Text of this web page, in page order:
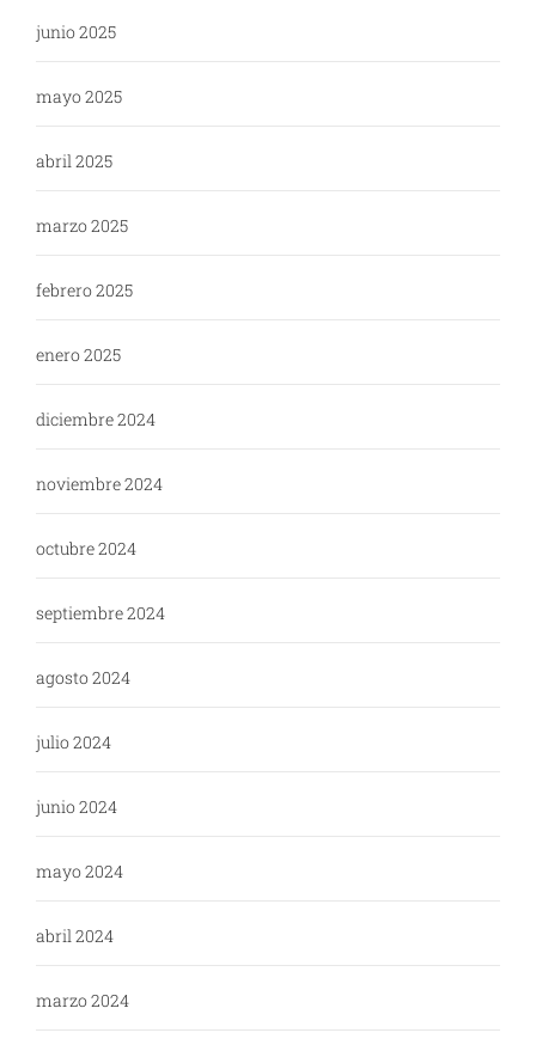
junio 2025
mayo 2025
abril 2025
marzo 2025
febrero 2025
enero 2025
diciembre 2024
noviembre 2024
octubre 2024
septiembre 2024
agosto 2024
julio 2024
junio 2024
mayo 2024
abril 2024
marzo 2024